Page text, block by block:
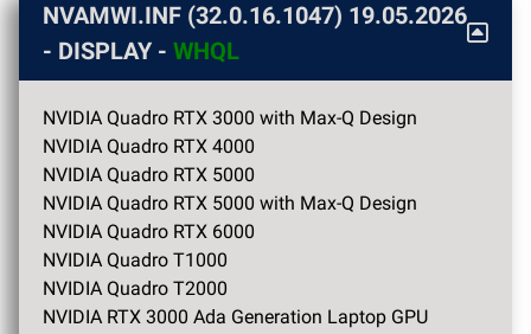
NVAMWI.INF (32.0.16.1047) 19.05.2026
- DISPLAY - WHQL
NVIDIA Quadro RTX 3000 with Max-Q Design
NVIDIA Quadro RTX 4000
NVIDIA Quadro RTX 5000
NVIDIA Quadro RTX 5000 with Max-Q Design
NVIDIA Quadro RTX 6000
NVIDIA Quadro T1000
NVIDIA Quadro T2000
NVIDIA RTX 3000 Ada Generation Laptop GPU